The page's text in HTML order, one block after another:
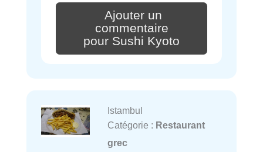
Ajouter un
commentaire
pour Sushi Kyoto
Istambul
Catégorie : Restaurant
grec